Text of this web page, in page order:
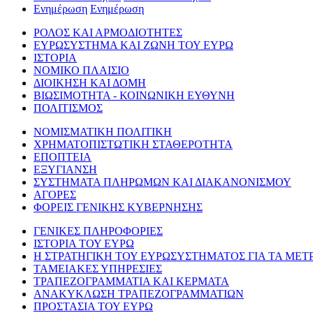
Ενημέρωση Ενημέρωση
ΡΟΛΟΣ ΚΑΙ ΑΡΜΟΔΙΟΤΗΤΕΣ
ΕΥΡΩΣΥΣΤΗΜΑ ΚΑΙ ΖΩΝΗ ΤΟΥ ΕΥΡΩ
ΙΣΤΟΡΙΑ
ΝΟΜΙΚΟ ΠΛΑΙΣΙΟ
ΔΙΟΙΚΗΣΗ ΚΑΙ ΔΟΜΗ
ΒΙΩΣΙΜΟΤΗΤΑ - ΚΟΙΝΩΝΙΚΗ ΕΥΘΥΝΗ
ΠΟΛΙΤΙΣΜΟΣ
ΝΟΜΙΣΜΑΤΙΚΗ ΠΟΛΙΤΙΚΗ
ΧΡΗΜΑΤΟΠΙΣΤΩΤΙΚΗ ΣΤΑΘΕΡΟΤΗΤΑ
ΕΠΟΠΤΕΙΑ
ΕΞΥΓΙΑΝΣΗ
ΣΥΣΤΗΜΑΤΑ ΠΛΗΡΩΜΩΝ ΚΑΙ ΔΙΑΚΑΝΟΝΙΣΜΟΥ
ΑΓΟΡΕΣ
ΦΟΡΕΙΣ ΓΕΝΙΚΗΣ ΚΥΒΕΡΝΗΣΗΣ
ΓΕΝΙΚΕΣ ΠΛΗΡΟΦΟΡΙΕΣ
ΙΣΤΟΡΙΑ ΤΟΥ ΕΥΡΩ
Η ΣΤΡΑΤΗΓΙΚΗ ΤΟΥ ΕΥΡΩΣΥΣΤΗΜΑΤΟΣ ΓΙΑ ΤΑ
ΤΑΜΕΙΑΚΕΣ ΥΠΗΡΕΣΙΕΣ
ΤΡΑΠΕΖΟΓΡΑΜΜΑΤΙΑ ΚΑΙ ΚΕΡΜΑΤΑ
ΑΝΑΚΥΚΛΩΣΗ ΤΡΑΠΕΖΟΓΡΑΜΜΑΤΙΩΝ
ΠΡΟΣΤΑΣΙΑ ΤΟΥ ΕΥΡΩ